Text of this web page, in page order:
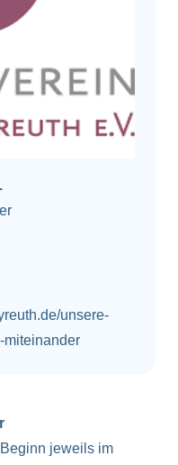
unsere-
miteinander
jeweils im